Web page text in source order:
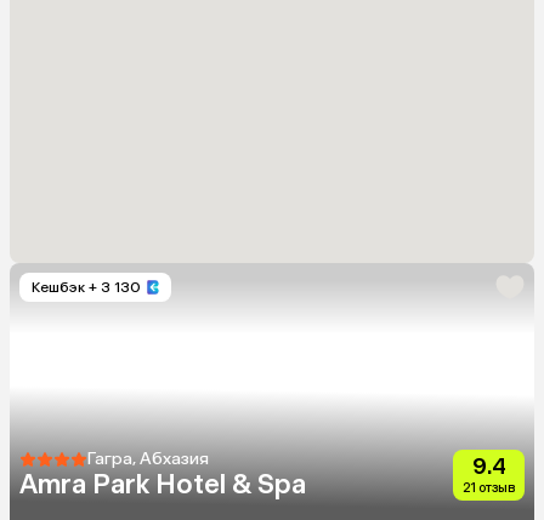
Кешбэк + 3 130
Гагра, Абхазия
Amra Park Hotel & Spa
9.4
21 отзыв